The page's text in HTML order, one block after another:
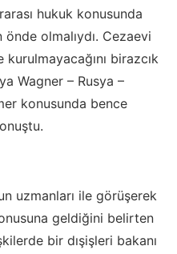
hukuk konusunda
olmalıydı. Cezaevi
birazcık
Wagner – Rusya –
konusunda bence
uzmanları ile görüşerek
geldiğini belirten
bir dışişleri bakanı